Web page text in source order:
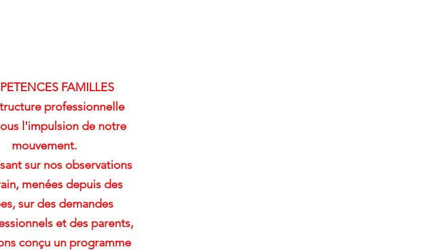
FAMILLES
professionnelle
l'impulsion de notre
mouvement.
sur nos observations
menées depuis des
sur des demandes
et des parents,
conçu un programme